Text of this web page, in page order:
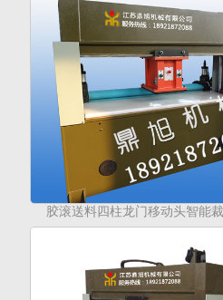
胶滚送料四柱龙门移动头智能